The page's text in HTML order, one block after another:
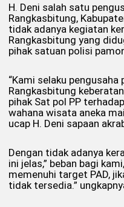
H. Deni salah satu
Rangkasbitung,
tidak adanya kegiatan
Rangkasbitung yang
pihak satuan polisi
“Kami selaku
Rangkasbitung
pihak Sat pol PP
wahana wisata aneka
ucap H. Deni sapaan
Dengan tidak adanya
ini jelas,” beban bagi
memenuhi target PAD,
tidak tersedia.”